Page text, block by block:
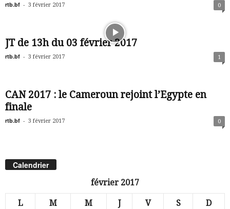
rtb.bf - 3 février 2017 0
JT de 13h du 03 février 2017
rtb.bf - 3 février 2017 1
CAN 2017 : le Cameroun rejoint l’Egypte en
finale
rtb.bf - 3 février 2017 0
Calendrier
février 2017
L M M J V S D